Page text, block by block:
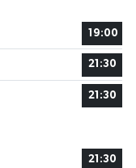
19:00
21:30
21:30
21:30